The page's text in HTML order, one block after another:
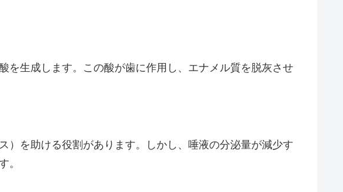
を生成します。この酸が歯に作用し、エナメル質を脱灰させ
）を助ける役割があります。しかし、唾液の分泌量が減少す
。